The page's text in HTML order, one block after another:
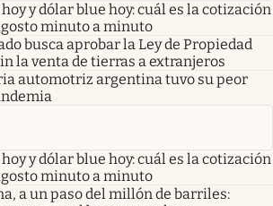
y dólar blue hoy: cuál es la cotización
minuto a minuto
busca aprobar la Ley de Propiedad
la venta de tierras a extranjeros
automotriz argentina tuvo su peor
y dólar blue hoy: cuál es la cotización
minuto a minuto
a un paso del millón de barriles: